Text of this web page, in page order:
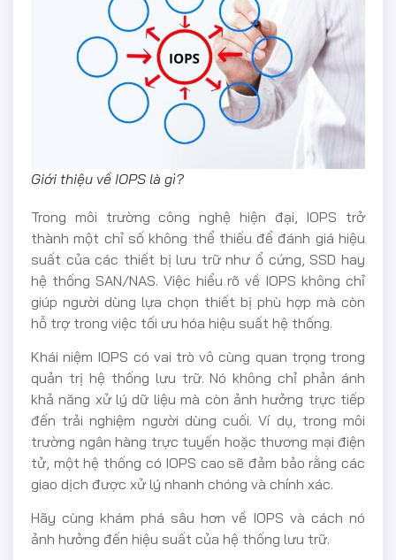
Giới thiệu về IOPS là gì?
Trong môi trường công nghệ hiện đại, IOPS trở
thành một chỉ số không thể thiếu để đánh giá hiệu
suất của các thiết bị lưu trữ như ổ cứng, SSD hay
hệ thống SAN/NAS. Việc hiểu rõ về IOPS không chỉ
giúp người dùng lựa chọn thiết bị phù hợp mà còn
hỗ trợ trong việc tối ưu hóa hiệu suất hệ thống.
Khái niệm IOPS có vai trò vô cùng quan trọng trong
quản trị hệ thống lưu trữ. Nó không chỉ phản ánh
khả năng xử lý dữ liệu mà còn ảnh hưởng trực tiếp
đến trải nghiệm người dùng cuối. Ví dụ, trong môi
trường ngân hàng trực tuyến hoặc thương mại điện
tử, một hệ thống có IOPS cao sẽ đảm bảo rằng các
giao dịch được xử lý nhanh chóng và chính xác.
Hãy cùng khám phá sâu hơn về IOPS và cách nó
ảnh hưởng đến hiệu suất của hệ thống lưu trữ.